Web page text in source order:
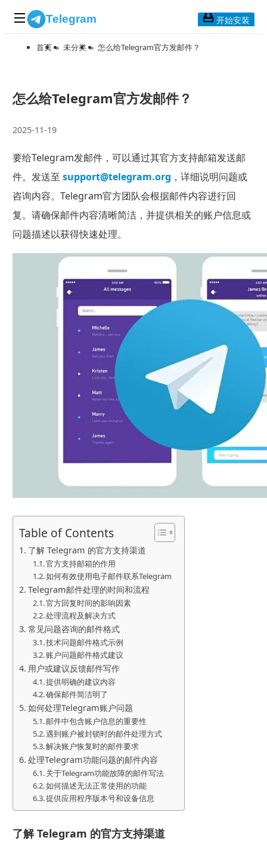
Telegram
应用下载
Telegram Mac版
Telegram安卓版
Telegram Web版
开始安装
首页 » 未分类 » 怎么给Telegram官方发邮件？
怎么给Telegram官方发邮件？
2025-11-19
要给Telegram发邮件，可以通过其官方支持邮箱发送邮
件。发送至 support@telegram.org ，详细说明问题或
咨询内容。Telegram官方团队会根据邮件内容进行回
复。请确保邮件内容清晰简洁，并提供相关的账户信息或
问题描述以获得快速处理。
Table of Contents
了解 Telegram 的官方支持渠道
官方支持邮箱的作用
如何有效使用电子邮件联系Telegram
Telegram邮件处理的时间和流程
官方回复时间的影响因素
处理流程及解决方式
常见问题咨询的邮件格式
技术问题邮件格式示例
账户问题邮件格式建议
用户或建议反馈邮件写作
提供明确的建议内容
确保邮件简洁明了
如何处理Telegram账户问题
邮件中包含账户信息的重要性
遇到账户被封锁时的邮件处理方式
解决账户恢复时的邮件要求
处理Telegram功能问题的邮件内容
关于Telegram功能故障的邮件写法
如何描述无法正常使用的功能
提供应用程序版本号和设备信息
了解 Telegram 的官方支持渠道